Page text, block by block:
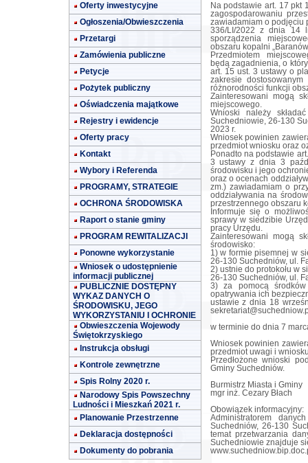
Oferty inwestycyjne
Ogłoszenia/Obwieszczenia
Przetargi
Zamówienia publiczne
Petycje
Pożytek publiczny
Oświadczenia majątkowe
Rejestry i ewidencje
Oferty pracy
Kontakt
Wybory i Referenda
PROGRAMY, STRATEGIE
OCHRONA ŚRODOWISKA
Raport o stanie gminy
PROGRAM REWITALIZACJI
Ponowne wykorzystanie
Wniosek o udostępnienie
informacji publicznej
PUBLICZNIE DOSTĘPNY
WYKAZ DANYCH O
ŚRODOWISKU, JEGO
WYKORZYSTANIU I OCHRONIE
Obwieszczenia Wojewody
Świętokrzyskiego
Instrukcja obsługi
Kontrole zewnętrzne
Spis Rolny 2020 r.
Narodowy Spis Powszechny
Ludności i Mieszkań 2021 r.
Planowanie Przestrzenne
Deklaracja dostępności
Dokumenty do pobrania
Na podstawie art. 17 pkt
zagospodarowaniu
zawiadamiam o podjęciu
336/LI/2022 z dnia 14
sporządzenia
obszaru kopalni
Przedmiotem
będą zagadnienia, o
art. 15 ust. 3 ustawy o
zakresie
różnorodności funkcji
Zainteresowani mogą
miejscowego.
Wnioski należy
Suchedniowie, 26-130
2023 r.
Wniosek powinien
przedmiot wniosku oraz
Ponadto na podstawie
3 ustawy z dnia 3
środowisku i jego
oraz o ocenach
zm.) zawiadamiam o
oddziaływania na
przestrzennego obszaru
Informuje się o
sprawy w siedzibie
pracy Urzędu.
Zainteresowani mogą
środowisko:
1) w formie pisemnej w
26-130 Suchedniów, ul.
2) ustnie do protokołu w
26-130 Suchedniów, ul.
3) za pomocą środków
opatrywania ich
ustawie z dnia 18
w terminie do dnia 7
Wniosek powinien
przedmiot uwagi i
Przedłożone wnioski
Gminy Suchedniów.
Burmistrz Miasta i Gminy
mgr inż. Cezary Błach
Obowiązek informacyjny:
Administratorem
Suchedniów, 26-130
temat przetwarzania
Suchedniowie znajduje